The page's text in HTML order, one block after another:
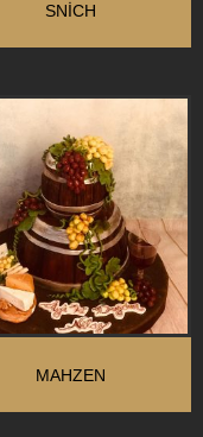
SNİCH
MAHZEN